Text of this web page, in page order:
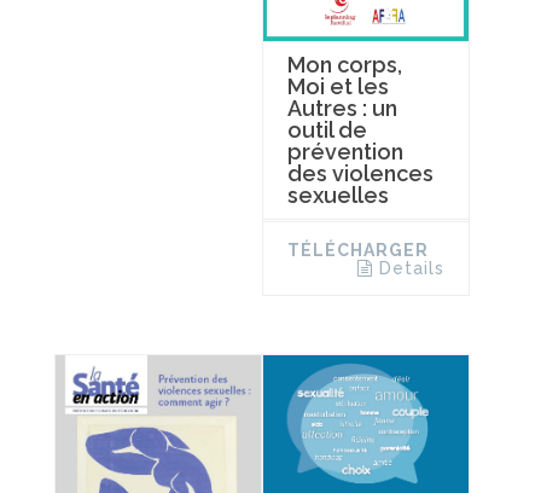
Mon corps,
Moi et les
Autres : un
outil de
prévention
des violences
sexuelles
TÉLÉCHARGER
Details